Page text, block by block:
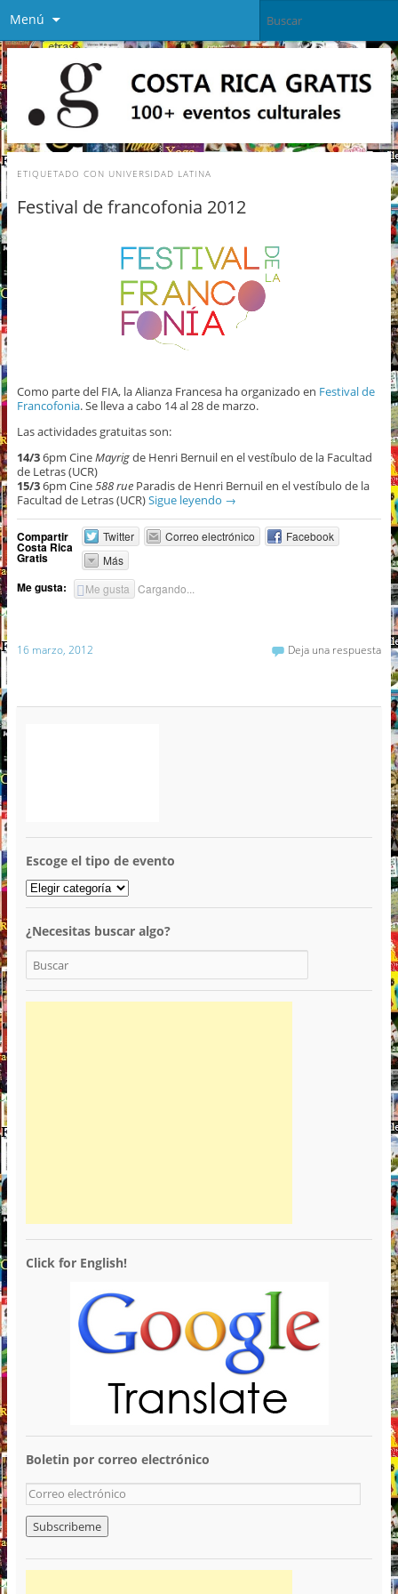
Menú
ETIQUETADO CON UNIVERSIDAD LATINA
Festival de francofonia 2012
Como parte del FIA, la Alianza Francesa ha organizado en Festival de
Francofonia. Se lleva a cabo 14 al 28 de marzo.
Las actividades gratuitas son:
14/36pm CineMayrigde Henri Bernuil en el vestíbulo de la Facultad
de Letras (UCR)
15/36pm Cine588 rue Paradis de Henri Bernuil en el vestíbulo de la
Facultad de Letras (UCR)Sigue leyendo →
Compartir
Costa Rica
Gratis
Twitter Correo electrónico
Facebook
Más
Me gusta: Me gusta Cargando...
16 marzo, 2012 Deja una respuesta
Escoge el tipo de evento
¿Necesitas buscar algo?
Click for English!
Boletin por correo electrónico